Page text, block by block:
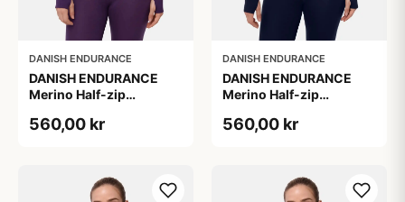
DANISH ENDURANCE
DANISH ENDURANCE
Merino Half-zip
Størrelse L
560,00 kr
DANISH ENDURANCE
DANISH ENDURANCE
Merino Half-zip
Marineblå Størrelse M
560,00 kr